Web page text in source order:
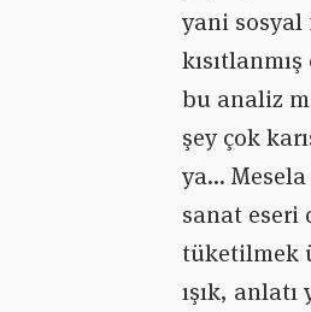
yani sosyal
bu analiz
şey çok
ya…
sanat eseri
tüketilmek
ışık,